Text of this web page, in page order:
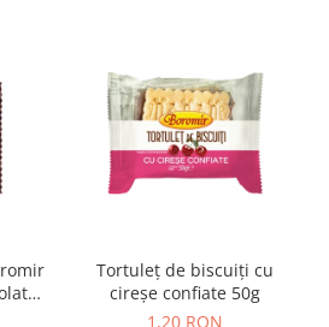
Tortuleț de biscuiți cu
cireșe confiate 50g
1,20 RON